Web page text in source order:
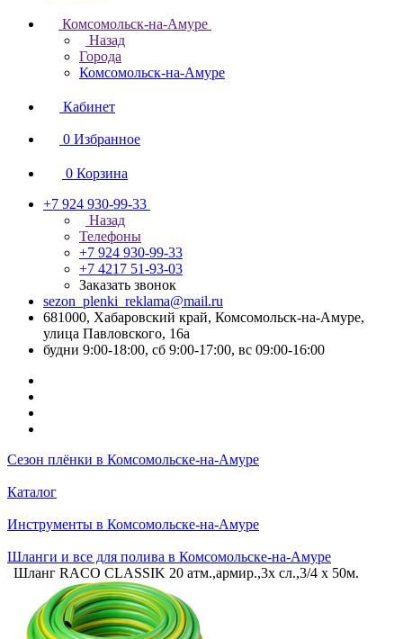
Комсомольск-на-Амуре
Назад
Города
Комсомольск-на-Амуре
Кабинет
0 Избранное
0 Корзина
+7 924 930-99-33
Назад
Телефоны
+7 924 930-99-33
+7 4217 51-93-03
Заказать звонок
sezon_plenki_reklama@mail.ru
681000, Хабаровский край, Комсомольск-на-Амуре,
улица Павловского, 16а
будни 9:00-18:00, сб 9:00-17:00, вс 09:00-16:00
Сезон плёнки в Комсомольске-на-Амуре
Каталог
Инструменты в Комсомольске-на-Амуре
Шланги и все для полива в Комсомольске-на-Амуре
Шланг RACO CLASSIK 20 атм.,армир.,3х сл.,3/4 х 50м.